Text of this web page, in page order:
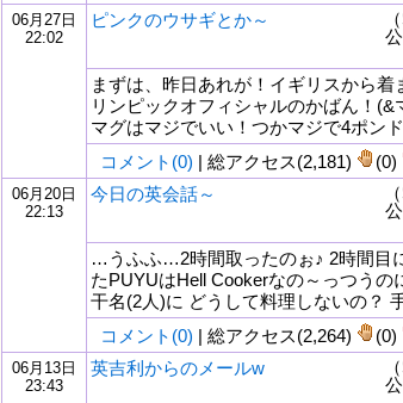
06月27日
22:02
ピンクのウサギとか～
まずは、昨日あれが！イギリスから着
リンピックオフィシャルのかばん！
マグはマジでいい！つかマジで4ポン
コメント(0) | 総アクセス(2,181) (0)
06月20日
22:13
今日の英会話～
…うふふ…2時間取ったのぉ♪ 2時間目
たPUYUはHell Cookerなの～っつうの
干名(2人)に どうして料理しないの？
コメント(0) | 総アクセス(2,264) (0)
06月13日
23:43
英吉利からのメールw